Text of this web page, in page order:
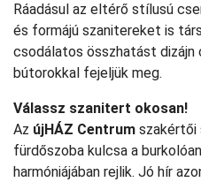
Ráadásul az eltérő stílusú
és formájú szanitereket is
csodálatos összhatást
bútorokkal fejeljük meg.
Válassz szanitert okosan!
Az újHÁZ Centrum szakértői
fürdőszoba kulcsa a
harmóniájában rejlik. Jó hír